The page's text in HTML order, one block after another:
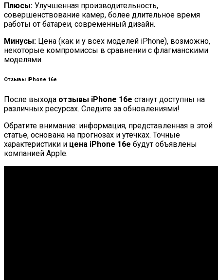
Плюсы: Улучшенная производительность,
совершенствование камер, более длительное время
работы от батареи, современный дизайн.
Минусы: Цена (как и у всех моделей iPhone), возможно,
некоторые компромиссы в сравнении с флагманскими
моделями.
Отзывы iPhone 16e
После выхода отзывы iPhone 16e станут доступны на
различных ресурсах. Следите за обновлениями!
Обратите внимание: информация, представленная в этой
статье, основана на прогнозах и утечках. Точные
характеристики и цена iPhone 16e будут объявлены
компанией Apple.